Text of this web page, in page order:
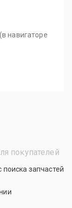
навигаторе
покупателей
поиска запчастей